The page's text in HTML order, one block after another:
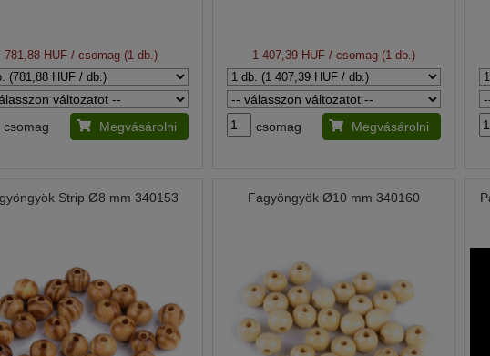
781,88 HUF / csomag (1 db.)
csomag Megvásárolni
1 407,39 HUF/ csomag (1 db.)
csomag Megvásárolni
Strip Ø8 mm 340153 Fagyöngyök Ø10 mm 340160